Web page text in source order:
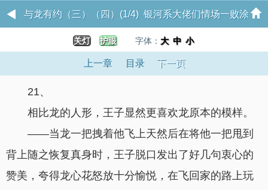
与龙有约（三）（四）(1/4) 银河系大佬们情场一败涂
地NP
关灯 护眼 字体： 大 中 小
上一章 目录 下一页
21、
相比龙的人形，王子显然更喜欢龙原本的模样。
——当龙一把拽着他飞上天然后在将他一把甩到
背上随之恢复真身时，王子脱口发出了好几句衷心的
赞美，夸得龙心花怒放十分愉悦，在飞回家的路上玩